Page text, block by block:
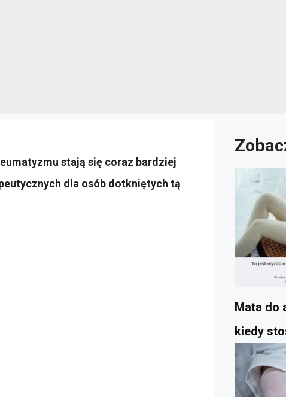
stają się coraz bardziej
dla osób dotkniętych tą
Mata do
kiedy